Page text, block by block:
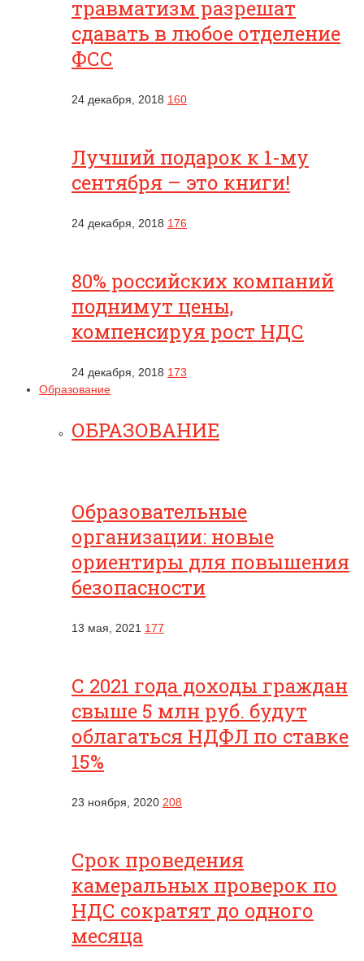
травматизм разрешат
сдавать в любое отделение
ФСС
24 декабря, 2018 160
Лучший подарок к 1-му
сентября – это книги!
24 декабря, 2018 176
80% российских компаний
поднимут цены,
компенсируя рост НДС
24 декабря, 2018 173
Образование
ОБРАЗОВАНИЕ
Образовательные
организации: новые
ориентиры для повышения
безопасности
13 мая, 2021 177
С 2021 года доходы граждан
свыше 5 млн руб. будут
облагаться НДФЛ по ставке
15%
23 ноября, 2020 208
Срок проведения
камеральных проверок по
НДС сократят до одного
месяца